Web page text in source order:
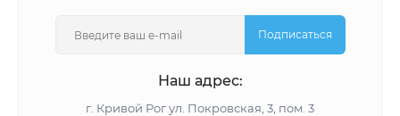
Подписаться
Наш адрес:
г. Кривой Рог ул. Покровская, 3, пом. 3